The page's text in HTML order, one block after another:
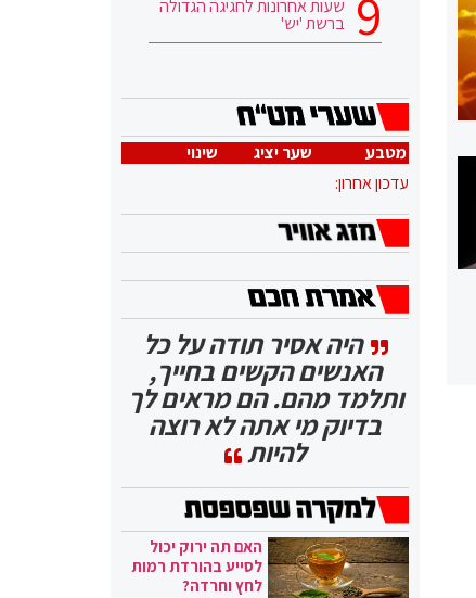
שעות אחרונות לחגיגה הגדולה
ברשת 'יש'
מטבע שער יציג
שינוי
עדכון אחרון:
היה אסיר תודה על כל
האנשים הקשים בחייך,
ותלמד מהם. הם מראים לך
בדיוק מי אתה לא רוצה
להיות
האם תה ירוק יכול
לסייע בהורדת רמות
לחץ וחרדה?